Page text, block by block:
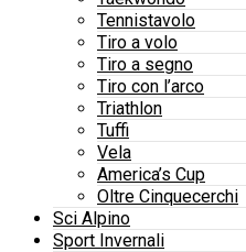
Tennistavolo
Tiro a volo
Tiro a segno
Tiro con l’arco
Triathlon
Tuffi
Vela
America’s Cup
Oltre Cinquecerchi
Sci Alpino
Sport Invernali